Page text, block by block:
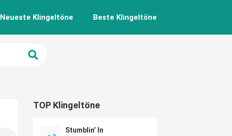
Neueste Klingeltöne Beste Klingeltöne
TOP Klingeltöne
Stumblin’ In